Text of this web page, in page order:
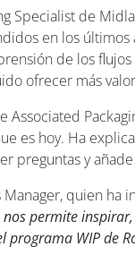
Specialist de
en los
de los
ofrecer más
Associated
es hoy. Ha
preguntas y
Manager, quien
permite
WIP de